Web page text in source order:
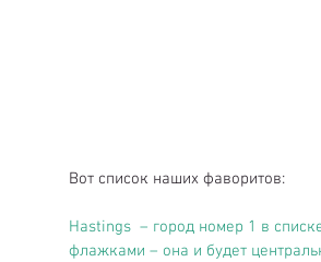
Вот список наших фаворитов:
Hastings
– город номер 1 в
флажками – она и будет